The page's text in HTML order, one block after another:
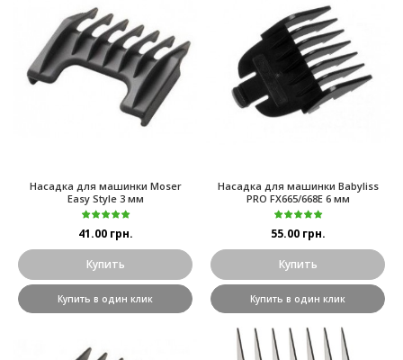
Насадка для машинки Moser
Easy Style 3 мм
41.00 грн.
Купить
Купить в один клик
Насадка для машинки Babyliss
PRO FX665/668E 6 мм
55.00 грн.
Купить
Купить в один клик